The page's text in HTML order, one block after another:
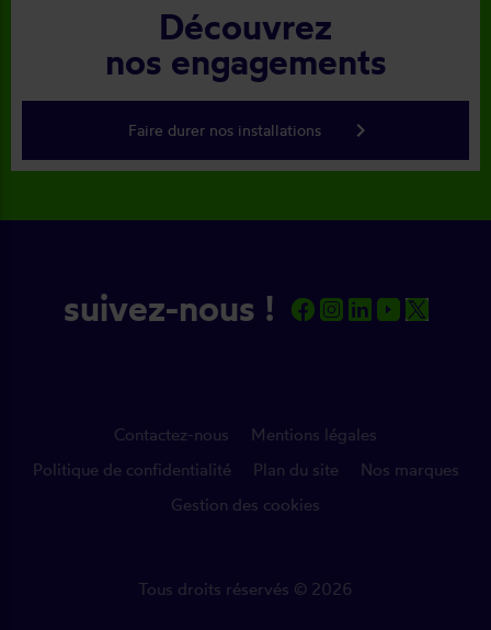
Découvrez
nos engagements
Faire durer nos installations keyboard_arrow_right
suivez-nous !
Contactez-nous
Mentions légales
Politique de confidentialité
Plan du site
Nos marques
Gestion des cookies
Tous droits réservés © 2026